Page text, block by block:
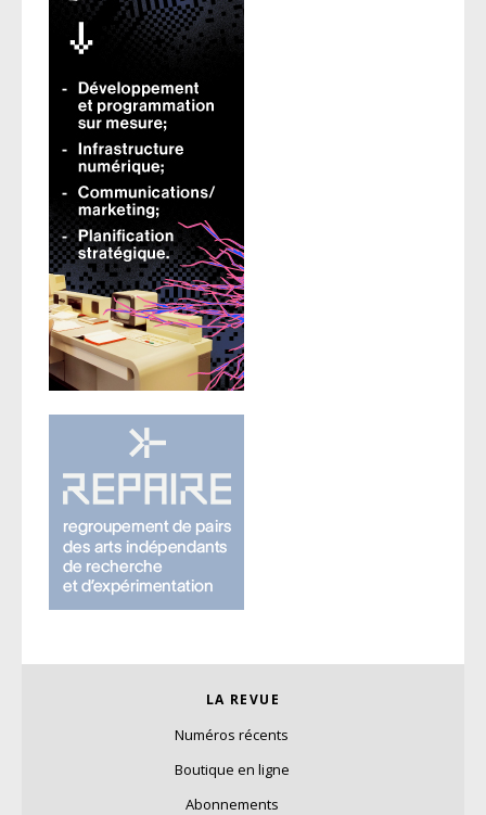
LA REVUE
Numéros récents
Boutique en ligne
Abonnements